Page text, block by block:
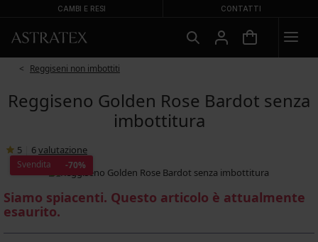
CAMBI E RESI CONTATTI
Reggiseni non imbottiti
Reggiseno Golden Rose Bardot senza
imbottitura
5 6valutazione
Svendita -70%
Siamo spiacenti. Questo articolo è attualmente
esaurito.